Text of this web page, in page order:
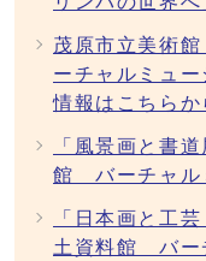
茂原市立美術
ーチャルミュ
情報はこちらか
「風景画と書
館 バーチャル
「日本画と工
土資料館 バー